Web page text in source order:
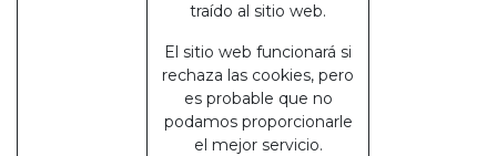
traído al sitio web.
El sitio web funcionará si
rechaza las cookies, pero
es probable que no
podamos proporcionarle
el mejor servicio.